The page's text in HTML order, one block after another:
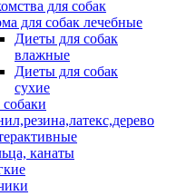
для собак
для собак лечебные
Диеты для собак
влажные
Диеты для собак
сухие
канаты